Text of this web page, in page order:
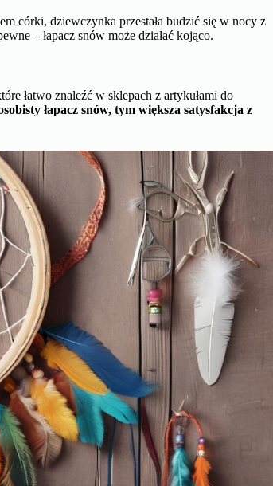
córki, dziewczynka przestała budzić się w nocy z
– łapacz snów może działać kojąco.
łatwo znaleźć w sklepach z artykułami do
łapacz snów, tym większa satysfakcja z